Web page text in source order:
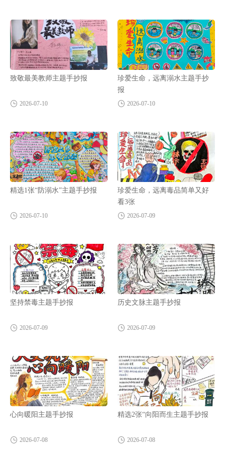
致敬最美教师主题手抄报
2026-07-10
珍爱生命，远离溺水主题手抄
报
2026-07-10
精选1张“防溺水”主题手抄报
2026-07-10
珍爱生命，远离毒品简单又好
看3张
2026-07-09
坚持禁毒主题手抄报
2026-07-09
历史文脉主题手抄报
2026-07-09
心向暖阳主题手抄报
2026-07-08
精选2张“向阳而生主题手抄报
2026-07-08